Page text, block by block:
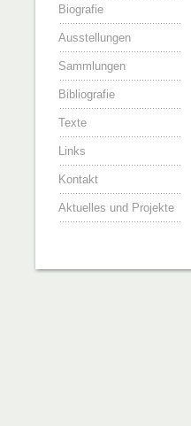
Biografie
Ausstellungen
Sammlungen
Bibliografie
Texte
Links
Kontakt
Aktuelles und Projekte